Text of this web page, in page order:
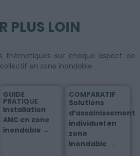
PLUS LOIN
thématiques sur chaque aspect de
en zone inondable.
GUIDE
PRATIQUE
Installation
ANC en zone
inondable →
COMPARATIF
Solutions
d’assainissement
individuel en
zone
inondable →